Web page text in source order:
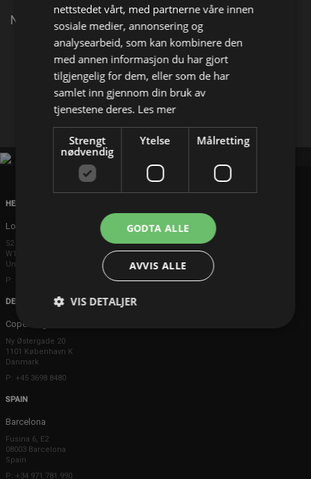
Nora hører lyder utenfor rommet sitt om nettene.
Facebook
HEAD OFFICE
London
52 Brook Street
W1K 5DS London
United Kingdom
P: +44 203 608 8181
DENMARK
Copenhagen
Ny Østergade 20
1101 København K
Danmark
P: +45 3698 8480
SPAIN
Barcelona
Fusina 6, E2
08003 Barcelona
Spain
P: +34 971 781 990
nettstedet vårt, med partnerne våre innen
sosiale medier, annonsering og
analysearbeid, som kan kombinere den
med annen informasjon du har gjort
tilgjengelig for dem, eller som de har
samlet inn gjennom din bruk av
tjenestene deres. Les mer
Strengt
nødvendig
Ytelse Målretting
GODTA ALLE
AVVIS ALLE
VIS DETALJER